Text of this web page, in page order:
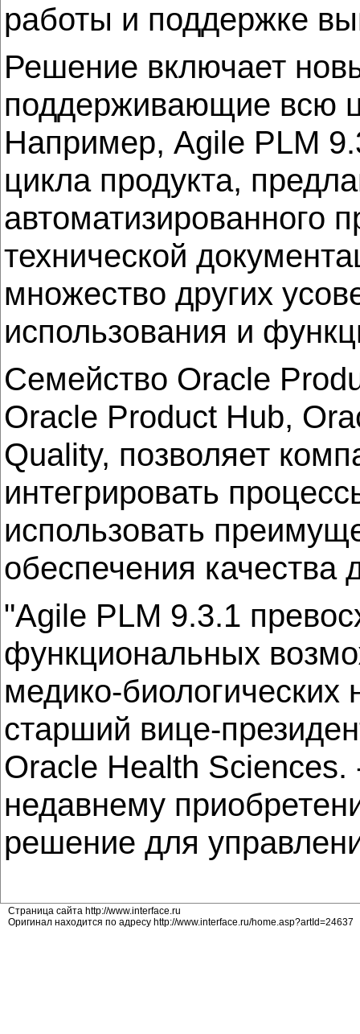
работы и поддержке
Решение включает
поддерживающие всю
Например, Agile PLM
цикла продукта,
автоматизированного
технической
множество других
использования и
Семейство Oracle
Oracle Product Hub,
Quality, позволяет
интегрировать
использовать
обеспечения
"Agile PLM 9.3.1
функциональных
медико-
старший вице-
Oracle Health
недавнему
решение для
Страница сайта http://www.interface.ru
Оригинал находится по адресу http://www.interface.ru/home.asp?artId=24637